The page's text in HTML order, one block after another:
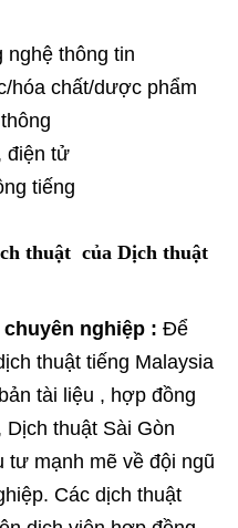
nghệ thông tin
hóa chất/dược phẩm
điện tử
tiếng
thuật của Dịch thuật
nghiệp : Để
thuật tiếng Malaysia
tài liệu , hợp đồng
thuật Sài Gòn
tư mạnh mẽ về đội ngũ
Các dịch thuật